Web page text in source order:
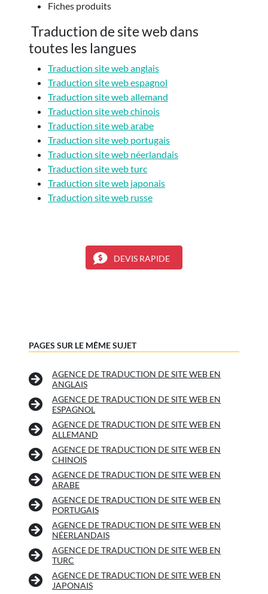
Fiches produits
Traduction de site web dans
toutes les langues
Traduction site web anglais
Traduction site web espagnol
Traduction site web allemand
Traduction site web chinois
Traduction site web arabe
Traduction site web portugais
Traduction site web néerlandais
Traduction site web turc
Traduction site web japonais
Traduction site web russe
DEVIS RAPIDE
PAGES SUR LE MÊME SUJET
AGENCE DE TRADUCTION DE SITE WEB EN
ANGLAIS
AGENCE DE TRADUCTION DE SITE WEB EN
ESPAGNOL
AGENCE DE TRADUCTION DE SITE WEB EN
ALLEMAND
AGENCE DE TRADUCTION DE SITE WEB EN
CHINOIS
AGENCE DE TRADUCTION DE SITE WEB EN
ARABE
AGENCE DE TRADUCTION DE SITE WEB EN
PORTUGAIS
AGENCE DE TRADUCTION DE SITE WEB EN
NÉERLANDAIS
AGENCE DE TRADUCTION DE SITE WEB EN
TURC
AGENCE DE TRADUCTION DE SITE WEB EN
JAPONAIS